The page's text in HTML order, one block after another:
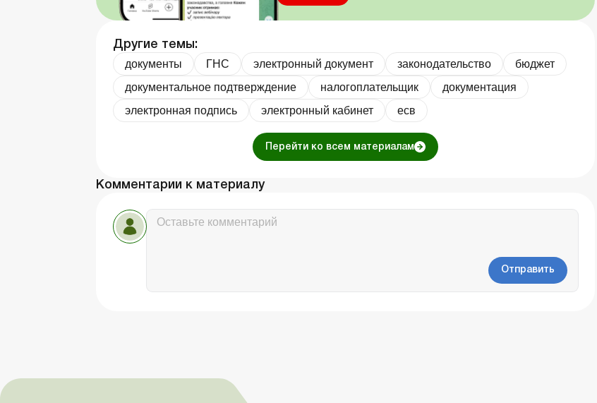
Другие темы:
документы ГНС электронный документ законодательство
бюджет
документальное подтверждение
налогоплательщик
документация
электронная подпись
электронный кабинет есв
Перейти ко всем материалам
Комментарии к материалу
Отправить